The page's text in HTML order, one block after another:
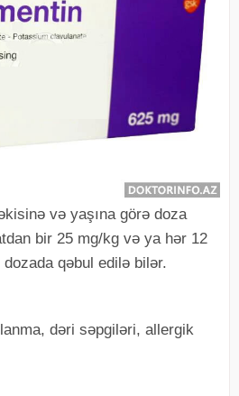
və yaşına görə doza
bir 25 mg/kg və ya hər 12
qəbul edilə bilər.
dəri səpgiləri, allergik